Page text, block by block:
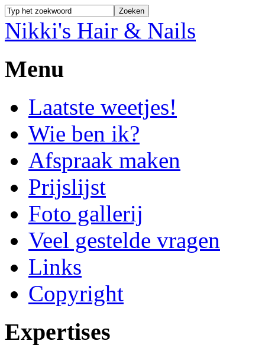
Nikki's Hair & Nails
Menu
Laatste weetjes!
Wie ben ik?
Afspraak maken
Prijslijst
Foto gallerij
Veel gestelde vragen
Links
Copyright
Expertises